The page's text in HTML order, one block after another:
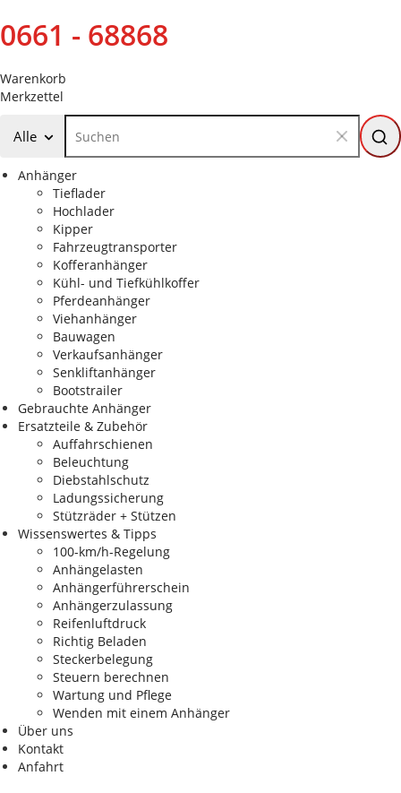
0661 - 68868
Warenkorb
Merkzettel
Alle
Anhänger
Tieflader
Hochlader
Kipper
Fahrzeugtransporter
Kofferanhänger
Kühl- und Tiefkühlkoffer
Pferdeanhänger
Viehanhänger
Bauwagen
Verkaufsanhänger
Senkliftanhänger
Bootstrailer
Gebrauchte Anhänger
Ersatzteile & Zubehör
Auffahrschienen
Beleuchtung
Diebstahlschutz
Ladungssicherung
Stützräder + Stützen
Wissenswertes & Tipps
100-km/h-Regelung
Anhängelasten
Anhängerführerschein
Anhängerzulassung
Reifenluftdruck
Richtig Beladen
Steckerbelegung
Steuern berechnen
Wartung und Pflege
Wenden mit einem Anhänger
Über uns
Kontakt
Anfahrt